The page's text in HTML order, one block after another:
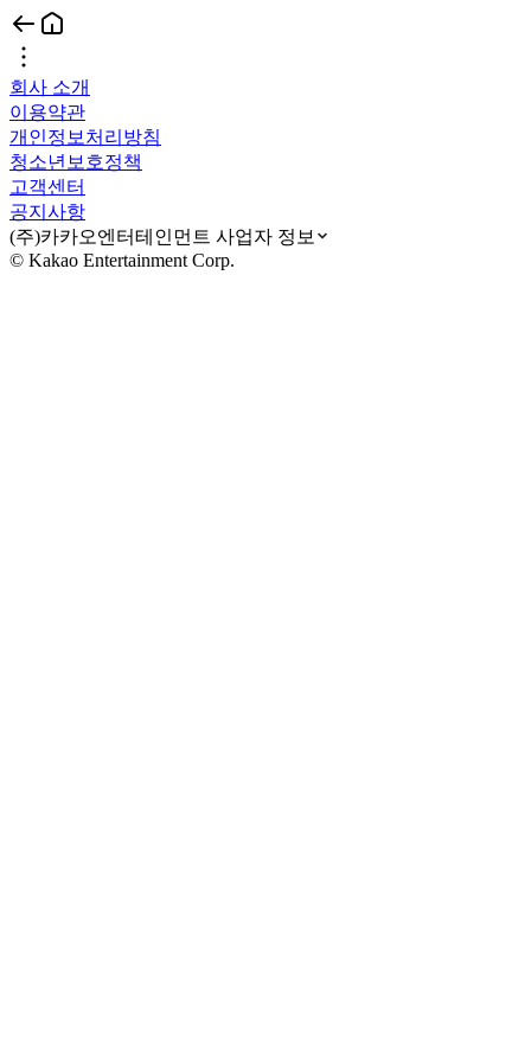
회사 소개
이용약관
개인정보처리방침
청소년보호정책
고객센터
공지사항
(주)카카오엔터테인먼트 사업자 정보
© Kakao Entertainment Corp.